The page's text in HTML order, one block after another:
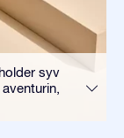
syv